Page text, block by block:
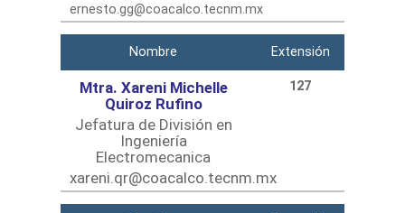
ernesto.gg@coacalco.tecnm.mx
Nombre Extensión
Mtra. Xareni Michelle
Quiroz Rufino
Jefatura de División en
Ingeniería
Electromecanica
xareni.qr@coacalco.tecnm.mx
127